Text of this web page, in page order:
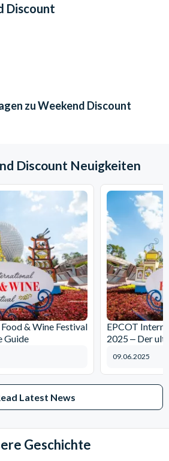
Discount
zuWeekend Discount
Discount Neuigkeiten
& Wine Festival
Guide
EPCOT
2025 ‒ Der
09.06.2025
Latest News
Geschichte